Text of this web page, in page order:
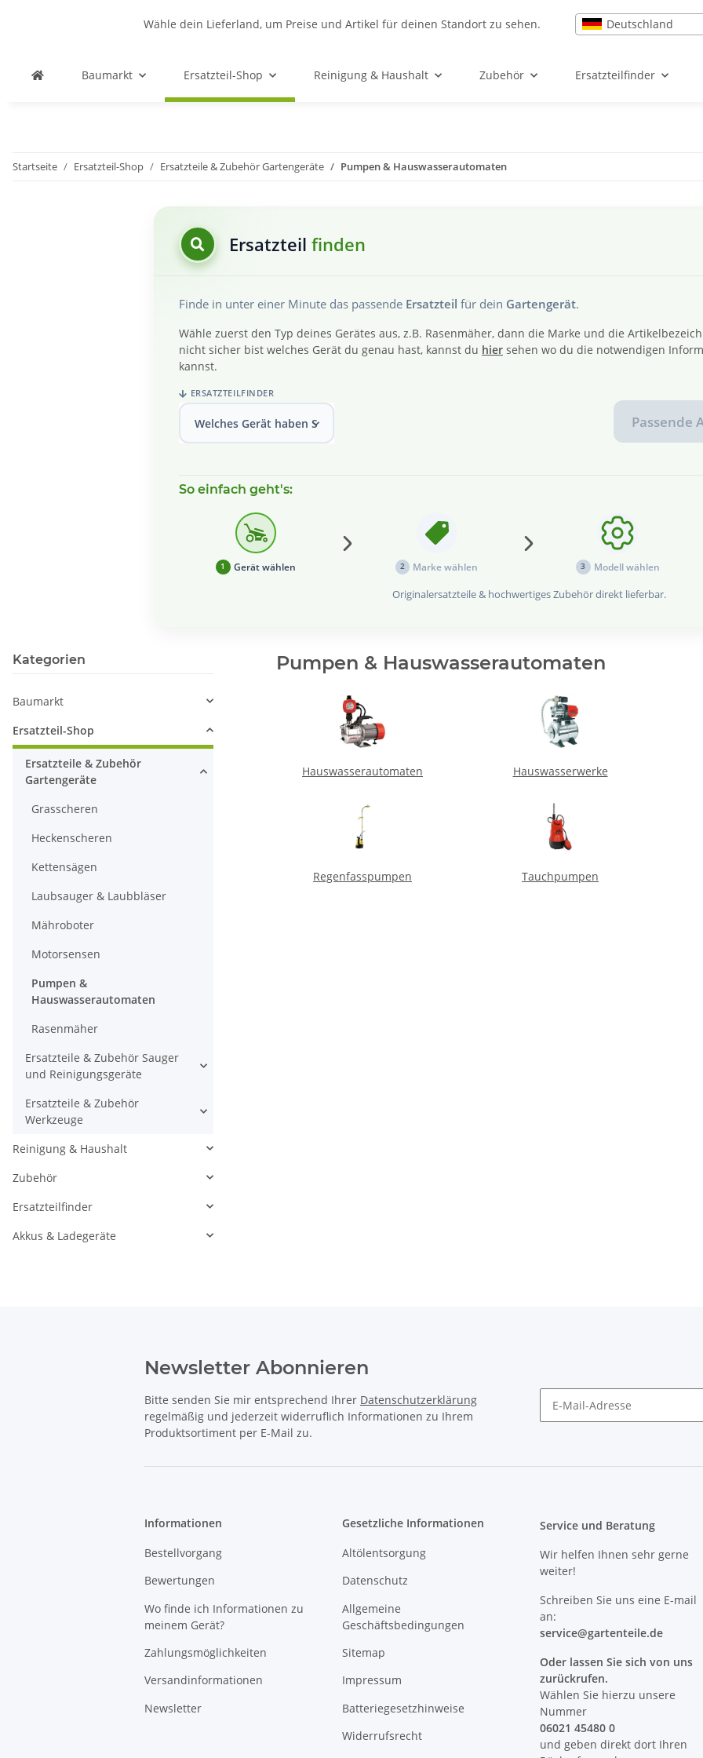
Wähle dein Lieferland, um Preise und Artikel für deinen Standort zu sehen. Deutschland
Baumarkt Ersatzteil-Shop Reinigung & Haushalt Zubehör Ersatzteilfinder
Startseite Ersatzteil-Shop Ersatzteile & Zubehör Gartengeräte Pumpen & Hauswasserautomaten
Ersatzteil finden
Finde in unter einer Minute das passende Ersatzteil für dein Gartengerät.
Wähle zuerst den Typ deines Gerätes aus, z.B. Rasenmäher, dann die Marke und die
nicht sicher bist welches Gerät du genau hast, kannst du hier sehen wo du die notwendigen
kannst.
ERSATZTEILFINDER
Welches Gerät haben Sie? Passende
So einfach geht's:
1 Gerät wählen 2 Marke wählen 3 Modell wählen
Originalersatzteile & hochwertiges Zubehör direkt lieferbar.
Pumpen & Hauswasserautomaten
Hauswasserautomaten Hauswasserwerke
Regenfasspumpen Tauchpumpen
Kategorien
Baumarkt
Ersatzteil-Shop
Ersatzteile & Zubehör
Gartengeräte
Grasscheren
Heckenscheren
Kettensägen
Laubsauger & Laubbläser
Mähroboter
Motorsensen
Pumpen &
Hauswasserautomaten
Rasenmäher
Ersatzteile & Zubehör Sauger
und Reinigungsgeräte
Ersatzteile & Zubehör
Werkzeuge
Reinigung & Haushalt
Zubehör
Ersatzteilfinder
Akkus & Ladegeräte
Newsletter Abonnieren
Bitte senden Sie mir entsprechend Ihrer Datenschutzerklärung
regelmäßig und jederzeit widerruflich Informationen zu Ihrem
Produktsortiment per E-Mail zu.
Informationen
Bestellvorgang
Bewertungen
Wo finde ich Informationen zu
meinem Gerät?
Zahlungsmöglichkeiten
Versandinformationen
Newsletter
Gesetzliche Informationen
Altölentsorgung
Datenschutz
Allgemeine
Geschäftsbedingungen
Sitemap
Impressum
Batteriegesetzhinweise
Widerrufsrecht
Service und Beratung
Wir helfen Ihnen sehr gerne
weiter!
Schreiben Sie uns eine E-mail
an:
service@gartenteile.de
Oder lassen Sie sich von uns
zurückrufen.
Wählen Sie hierzu unsere
Nummer
06021 45480 0
und geben direkt dort Ihren